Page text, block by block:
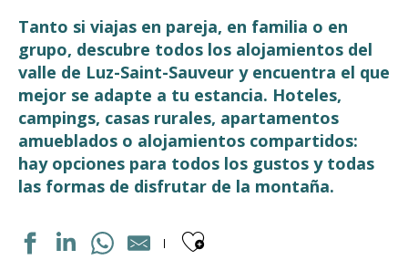
Tanto si viajas en pareja, en familia o en
grupo, descubre todos los alojamientos del
valle de Luz-Saint-Sauveur y encuentra el que
mejor se adapte a tu estancia. Hoteles,
campings, casas rurales, apartamentos
amueblados o alojamientos compartidos:
hay opciones para todos los gustos y todas
las formas de disfrutar de la montaña.
Ajouter aux